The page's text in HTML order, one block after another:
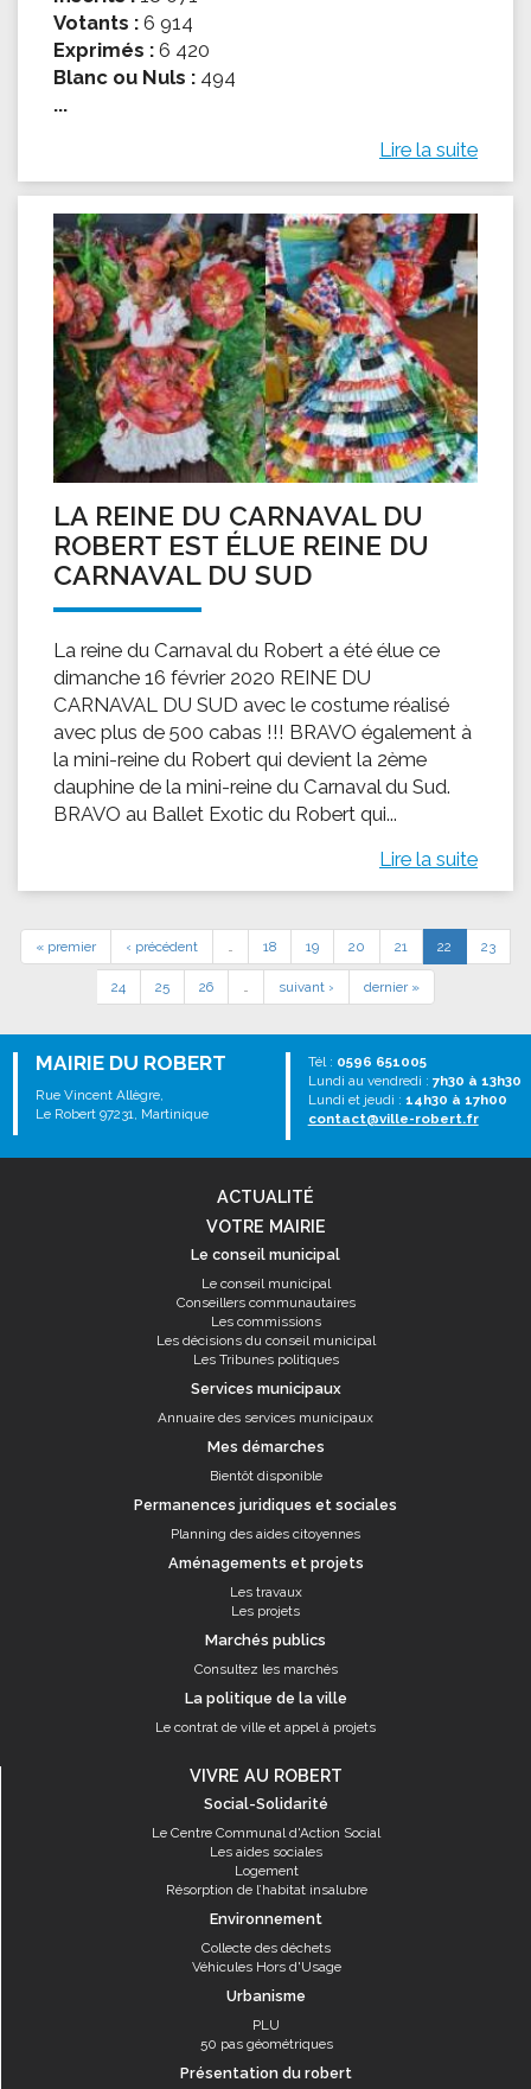
Votants : 6 914
Exprimés : 6 420
Blanc ou Nuls : 494
...
Lire la suite
LA REINE DU CARNAVAL DU
ROBERT EST ÉLUE REINE DU
CARNAVAL DU SUD
La reine du Carnaval du Robert a été élue ce
dimanche 16 février 2020 REINE DU
CARNAVAL DU SUD avec le costume réalisé
avec plus de 500 cabas !!! BRAVO également à
la mini-reine du Robert qui devient la 2ème
dauphine de la mini-reine du Carnaval du Sud.
BRAVO au Ballet Exotic du Robert qui...
Lire la suite
« premier ‹ précédent … 18 19 20 21 22 23
24 25 26 … suivant › dernier »
MAIRIE DU ROBERT
Rue Vincent Allègre,
Le Robert 97231, Martinique
Tél : 0596 651005
Lundi au vendredi : 7h30 à 13h30
Lundi et jeudi : 14h30 à 17h00
contact@ville-robert.fr
ACTUALITÉ
VOTRE MAIRIE
Le conseil municipal
Le conseil municipal
Conseillers communautaires
Les commissions
Les décisions du conseil municipal
Les Tribunes politiques
Services municipaux
Annuaire des services municipaux
Mes démarches
Bientôt disponible
Permanences juridiques et sociales
Planning des aides citoyennes
Aménagements et projets
Les travaux
Les projets
Marchés publics
Consultez les marchés
La politique de la ville
Le contrat de ville et appel à projets
VIVRE AU ROBERT
Social-Solidarité
Le Centre Communal d'Action Social
Les aides sociales
Logement
Résorption de l’habitat insalubre
Environnement
Collecte des déchets
Véhicules Hors d'Usage
Urbanisme
PLU
50 pas géométriques
Présentation du robert